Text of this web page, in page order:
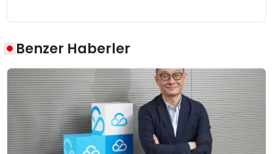
Benzer Haberler